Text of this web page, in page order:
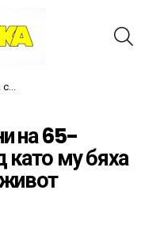
живот
на 65-
като му бяха